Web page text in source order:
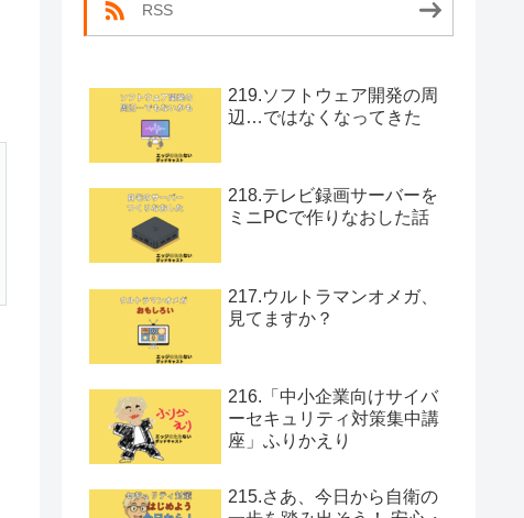
RSS
219.ソフトウェア開発の周
辺…ではなくなってきた
218.テレビ録画サーバーを
ミニPCで作りなおした話
217.ウルトラマンオメガ、
見てますか？
216.「中小企業向けサイバ
ーセキュリティ対策集中講
座」ふりかえり
215.さあ、今日から自衛の